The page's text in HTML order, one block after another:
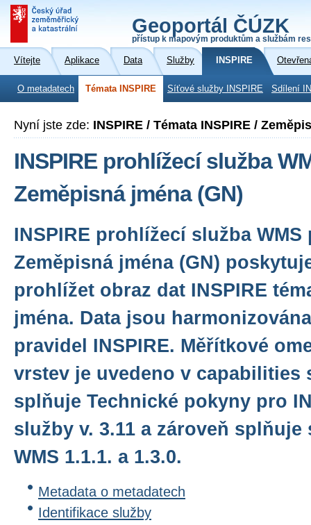
Geoportál ČÚZK
přístup k mapovým produktům a službám
Vítejte Aplikace Data Služby INSPIRE
O metadatech Témata INSPIRE Síťové služby INSPIRE Sdílení
Nyní jste zde: INSPIRE / Témata INSPIRE /
INSPIRE prohlížecí služba
Zeměpisná jména (GN)
INSPIRE prohlížecí služba WMS
Zeměpisná jména (GN)
prohlížet obraz dat INSPIRE
jména. Data jsou
pravidel INSPIRE. Měřítkové
vrstev je uvedeno v capabilities
splňuje Technické pokyny pro
služby v. 3.11 a zároveň splňuje
WMS 1.1.1. a 1.3.0.
Metadata o metadatech
Identifikace služby